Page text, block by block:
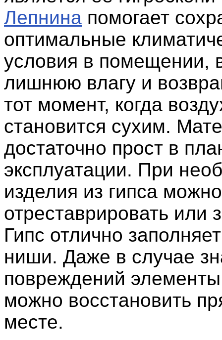
Лепнина помогает
оптимальные
условия в помещении,
лишнюю влагу и
тот момент, когда
становится сухим.
достаточно прост в
эксплуатации. При
изделия из гипса можно
отреставрировать или
Гипс отлично
ниши. Даже в случае
повреждений
можно восстановить
месте.